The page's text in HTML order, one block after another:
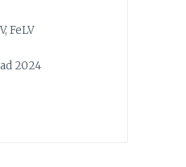
FeLV
2024